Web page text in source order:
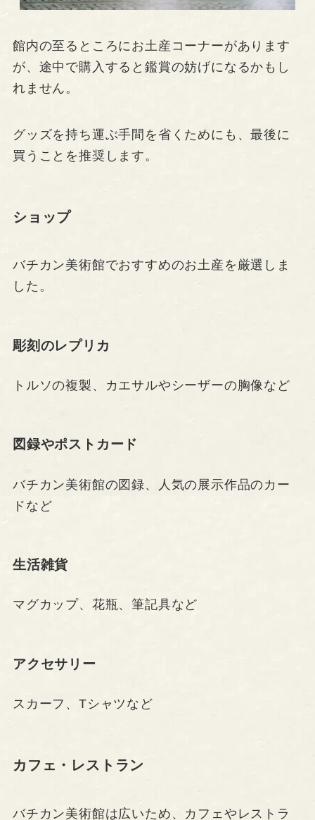
館内の至るところにお土産コーナーがあります
が、途中で購入すると鑑賞の妨げになるかもし
れません。
グッズを持ち運ぶ手間を省くためにも、最後に
買うことを推奨します。
ショップ
バチカン美術館でおすすめのお土産を厳選しま
した。
彫刻のレプリカ
トルソの複製、カエサルやシーザーの胸像など
図録やポストカード
バチカン美術館の図録、人気の展示作品のカー
ドなど
生活雑貨
マグカップ、花瓶、筆記具など
アクセサリー
スカーフ、Tシャツなど
カフェ・レストラン
バチカン美術館は広いため、カフェやレストラ